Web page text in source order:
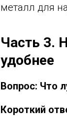
металл для
Часть 3.
удобнее
Вопрос: Что
Короткий